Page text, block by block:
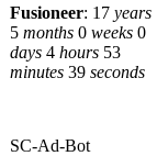
Fusioneer: 17 years
5 months 0 weeks 0
days 4 hours 53
minutes 39 seconds
SC-Ad-Bot